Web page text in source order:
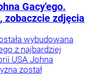
Gacy'ego.
zobaczcie zdjęcia
wybudowana
z najbardziej
USA Johna
został